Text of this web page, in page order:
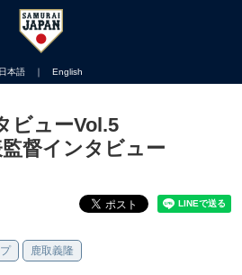
日本語 ｜ English
ビューVol.5
督インタビュー
鹿取義隆